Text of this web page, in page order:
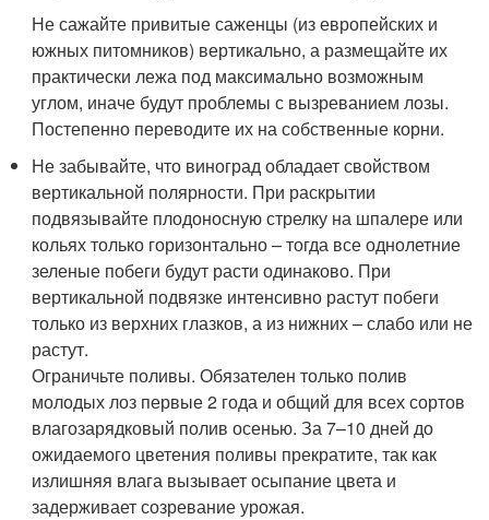
Не сажайте привитые саженцы (из европейских и
южных питомников) вертикально, а размещайте их
практически лежа под максимально возможным
углом, иначе будут проблемы с вызреванием лозы.
Постепенно переводите их на собственные корни.
Не забывайте, что виноград обладает свойством
вертикальной полярности. При раскрытии
подвязывайте плодоносную стрелку на шпалере или
кольях только горизонтально – тогда все однолетние
зеленые побеги будут расти одинаково. При
вертикальной подвязке интенсивно растут побеги
только из верхних глазков, а из нижних – слабо или не
растут.
Ограничьте поливы. Обязателен только полив
молодых лоз первые 2 года и общий для всех сортов
влагозарядковый полив осенью. За 7–10 дней до
ожидаемого цветения поливы прекратите, так как
излишняя влага вызывает осыпание цвета и
задерживает созревание урожая.